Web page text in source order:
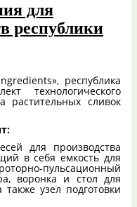
для
республики
республика
технологического
растительных сливок
для производства
в себя емкость для
пульсационный
воронка и стол для
также узел подготовки